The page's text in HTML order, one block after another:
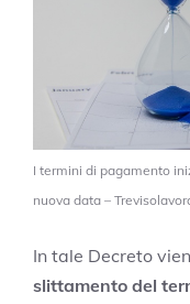
I termini di pagamento
nuova data –
In tale Decreto
slittamento del